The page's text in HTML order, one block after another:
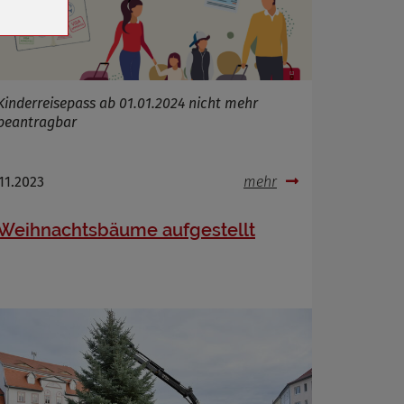
ab 01.01.2024 nicht mehr
mehr
aufgestellt